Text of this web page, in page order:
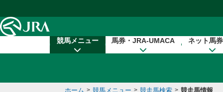
競馬メニュー 馬券・JRA-UMACA ネット馬
ホーム > 競馬メニュー > 競走馬検索 > 競走馬情報